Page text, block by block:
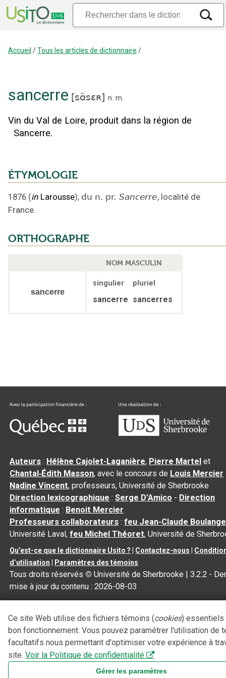
Accueil /Tous les articles de dictionnaire /
sancerre [sɑ̃sɛʀ] n. m.
Vin du Val de Loire, produit dans la région de
Sancerre.
ÉTYMOLOGIE
1876 (in Larousse); du n. pr. Sancerre, localité de
France.
ORTHOGRAPHE
NOM MASCULIN
sancerre
singulier pluriel
sancerre sancerres
Auteurs : Hélène Cajolet-Laganière, Pierre Martel et
Chantal‑Édith Masson, avec le concours de Louis Mercier
Nadine Vincent, professeurs, Université de Sherbrooke
Direction lexicographique :Serge D’Amico - Direction
informatique : Benoit Mercier
Professeurs collaborateurs :feu Jean-Claude
Université Laval,feu Michel Théoret, Université de
Qu’est-ce que le dictionnaire Usito ? Contactez-nous
d’utilisation
Paramètres des témoins
Tous droits réservés © Université de Sherbrooke |3.2.2 -
mise à jour du contenu :2026-08-03
Ce site Web utilise des fichiers témoins (cookies) essentiels
bon fonctionnement. Vous pouvez paramétrer l'utilisation de
facultatifs nous permettant d'optimiser votre expérience à
site. Voir la Politique de confidentialité
Gérer les paramètres